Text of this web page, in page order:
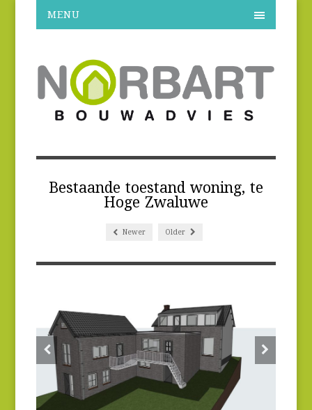
MENU
Bestaande toestand woning, te
Hoge Zwaluwe
Newer Older